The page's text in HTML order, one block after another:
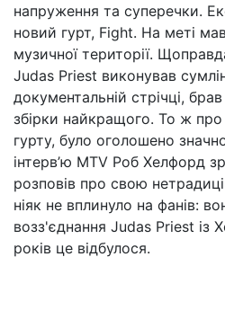
напруження та суперечки.
новий гурт, Fight. На меті
музичної території.
Judas Priest виконував
документальній стрічці,
збірки найкращого. То ж
гурту, було оголошено
інтерв’ю MTV Роб Хелфорд
розповів про свою
ніяк не вплинуло на фанів:
возз'єднання Judas Priest із
років це відбулося.